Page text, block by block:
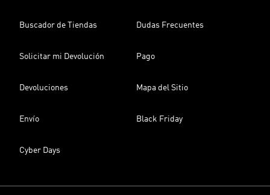
Buscador de Tiendas Dudas Frecuentes
Solicitar mi Devolución Pago
Devoluciones Mapa del Sitio
Envío Black Friday
Cyber Days